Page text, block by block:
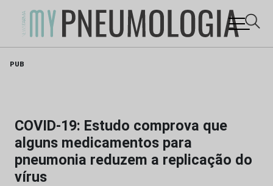
PUB
COVID-19: Estudo comprova que
alguns medicamentos para
pneumonia reduzem a replicação do
vírus